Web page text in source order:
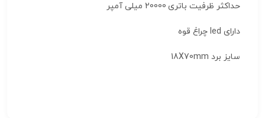
حداکثر ظرفیت باتری 20000 میلی آمپر
دارای led چراغ قوه
سایز برد 18X70mm